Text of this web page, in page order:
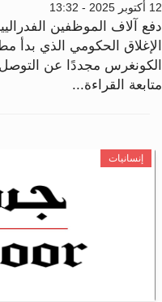
- 13:32
آلاف الموظفين
الحكومي الذي بدأ
مجددًا عن
القراءة...
إنسانيات